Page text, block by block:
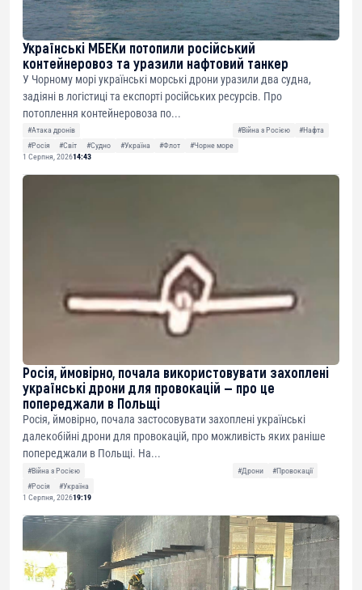
Українські МБЕКи потопили російський
контейнеровоз та уразили нафтовий танкер
У Чорному морі українські морські дрони уразили два судна,
задіяні в логістиці та експорті російських ресурсів. Про
потоплення контейнеровоза по...
#Атака дронів #Війна з Росією
#Нафта
#Росія
#Світ #Судно #Україна #Флот
#Чорне море
1 Серпня, 202614:43
Росія, ймовірно, почала використовувати захоплені
українські дрони для провокацій — про це
попереджали в Польщі
Росія, ймовірно, почала застосовувати захоплені українські
далекобійні дрони для провокацій, про можливість яких раніше
попереджали в Польщі. На...
#Війна з Росією #Дрони
#Провокації
#Росія
#Україна
1 Серпня, 202619:19